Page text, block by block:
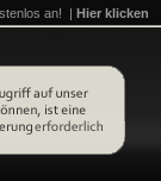
an! | Hier klicken